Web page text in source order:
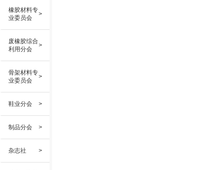
橡胶材料专
业委员会
>
废橡胶综合
利用分会
>
骨架材料专
业委员会
>
鞋业分会 >
制品分会 >
杂志社 >